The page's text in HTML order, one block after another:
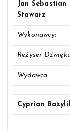
Jan Sebastian
Stawarz
Wykonawcy:
Reżyser
Wydawca:
Cyprian